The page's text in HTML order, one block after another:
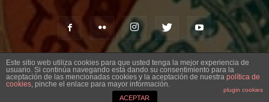
Aviso legal Contacto
© Opticks Magazine 2019
Este sitio web utiliza cookies para que usted tenga la mejor experiencia de
usuario. Si continúa navegando está dando su consentimiento para la
aceptación de las mencionadas cookies y la aceptación de nuestra política de
cookies, pinche el enlace para mayor información.
plugin cookies
ACEPTAR